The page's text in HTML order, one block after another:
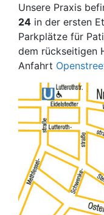
Unsere Praxis
24 in der ersten
Parkplätze für
dem rückseitigen
Anfahrt